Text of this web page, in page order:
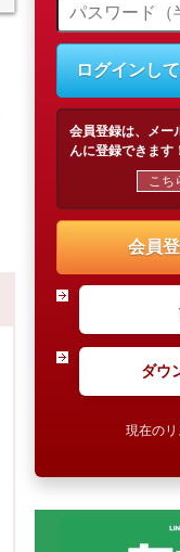
ログインし
会員登録は、メー
んに登録できます！
こち
会員
ダウ
現在のリ